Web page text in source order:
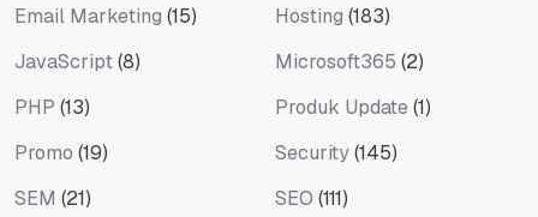
Email Marketing (15) Hosting (183)
JavaScript(8) Microsoft365 (2)
PHP (13) Produk Update (1)
Promo (19) Security(145)
SEM (21) SEO (111)